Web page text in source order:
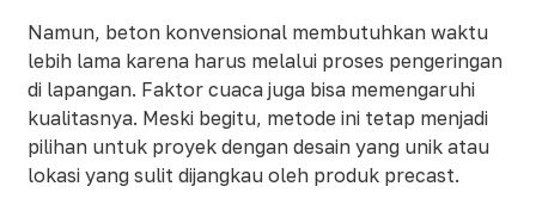
Namun, beton konvensional membutuhkan waktu
lebih lama karena harus melalui proses pengeringan
di lapangan. Faktor cuaca juga bisa memengaruhi
kualitasnya. Meski begitu, metode ini tetap menjadi
pilihan untuk proyek dengan desain yang unik atau
lokasi yang sulit dijangkau oleh produk precast.